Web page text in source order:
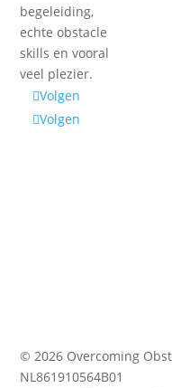
begeleiding,
echte obstacle
skills en vooral
veel plezier.
Volgen
Volgen
© 2026 Overcoming
NL861910564B01